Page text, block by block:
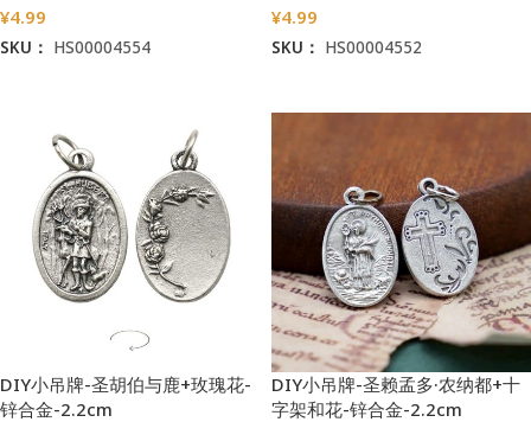
¥4.99
SKU： HS00004554
¥4.99
SKU： HS00004552
DIY小吊牌-圣胡伯与鹿+玫瑰花-
锌合金-2.2cm
DIY小吊牌-圣赖孟多·农纳都+十
字架和花-锌合金-2.2cm